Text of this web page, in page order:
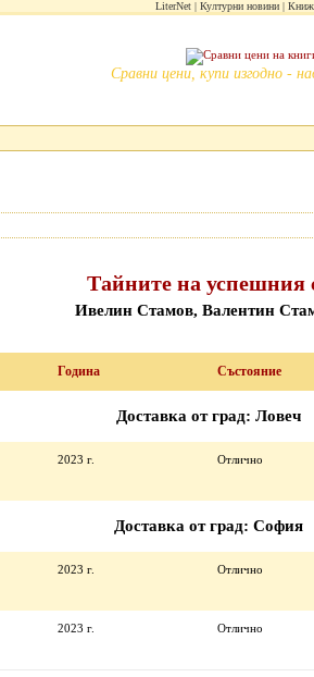
LiterNet Културни новини
Сравни цени, купи изгодно -
Тайните на успешния
Ивелин Стамов, Валентин
Година Състояние
Доставка от град: Ловеч
2023 г. Отлично
Доставка от град: София
2023 г. Отлично
2023 г. Отлично